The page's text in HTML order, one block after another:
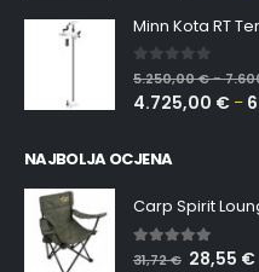
Minn Kota RT
0 out of 5
5.250,00€–
4.725,00 € –
NAJBOLJA OCJENA
Carp Spirit
5.00 out of 5
31,72€ 28,55 €